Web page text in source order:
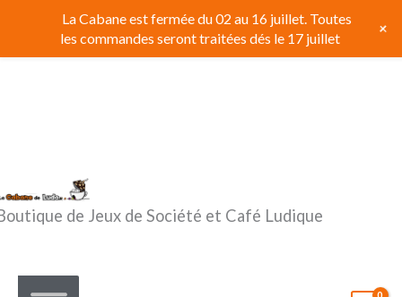
contenu
de Jeux de Société et Café Ludique
La Cabane est fermée du 02 au 16 juillet. Toutes
les commandes seront traitées dés le 17 juillet
+